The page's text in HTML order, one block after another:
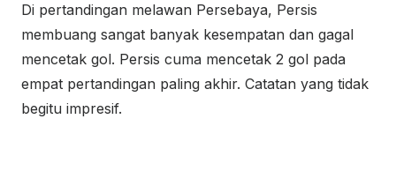
Di pertandingan melawan Persebaya, Persis
membuang sangat banyak kesempatan dan gagal
mencetak gol. Persis cuma mencetak 2 gol pada
empat pertandingan paling akhir. Catatan yang tidak
begitu impresif.